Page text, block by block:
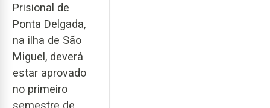
Prisional de
Ponta Delgada,
na ilha de São
Miguel, deverá
estar aprovado
no primeiro
semestre de